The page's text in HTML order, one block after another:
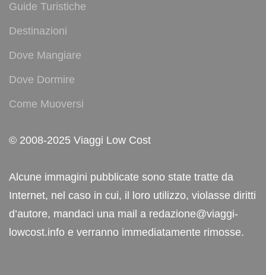
Guide Turistiche
Destinazioni
Dove Mangiare
Dove Dormire
Come Muoversi
© 2008-2025 Viaggi Low Cost
Alcune immagini pubblicate sono state tratte da
Internet, nel caso in cui, il loro utilizzo, violasse diritti
d’autore, mandaci una mail a redazione@viaggi-
lowcost.info e verranno immediatamente rimosse.